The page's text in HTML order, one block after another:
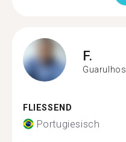
F.
Guarulhos
FLIESSEND
Portugiesisch